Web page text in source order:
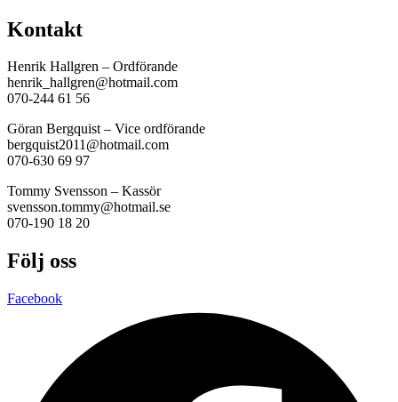
Kontakt
Henrik Hallgren – Ordförande
henrik_hallgren@hotmail.com
070-244 61 56
Göran Bergquist – Vice ordförande
bergquist2011@hotmail.com
070-630 69 97
Tommy Svensson – Kassör
svensson.tommy@hotmail.se
070-190 18 20
Följ oss
Facebook